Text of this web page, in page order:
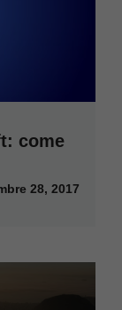
come
28, 2017